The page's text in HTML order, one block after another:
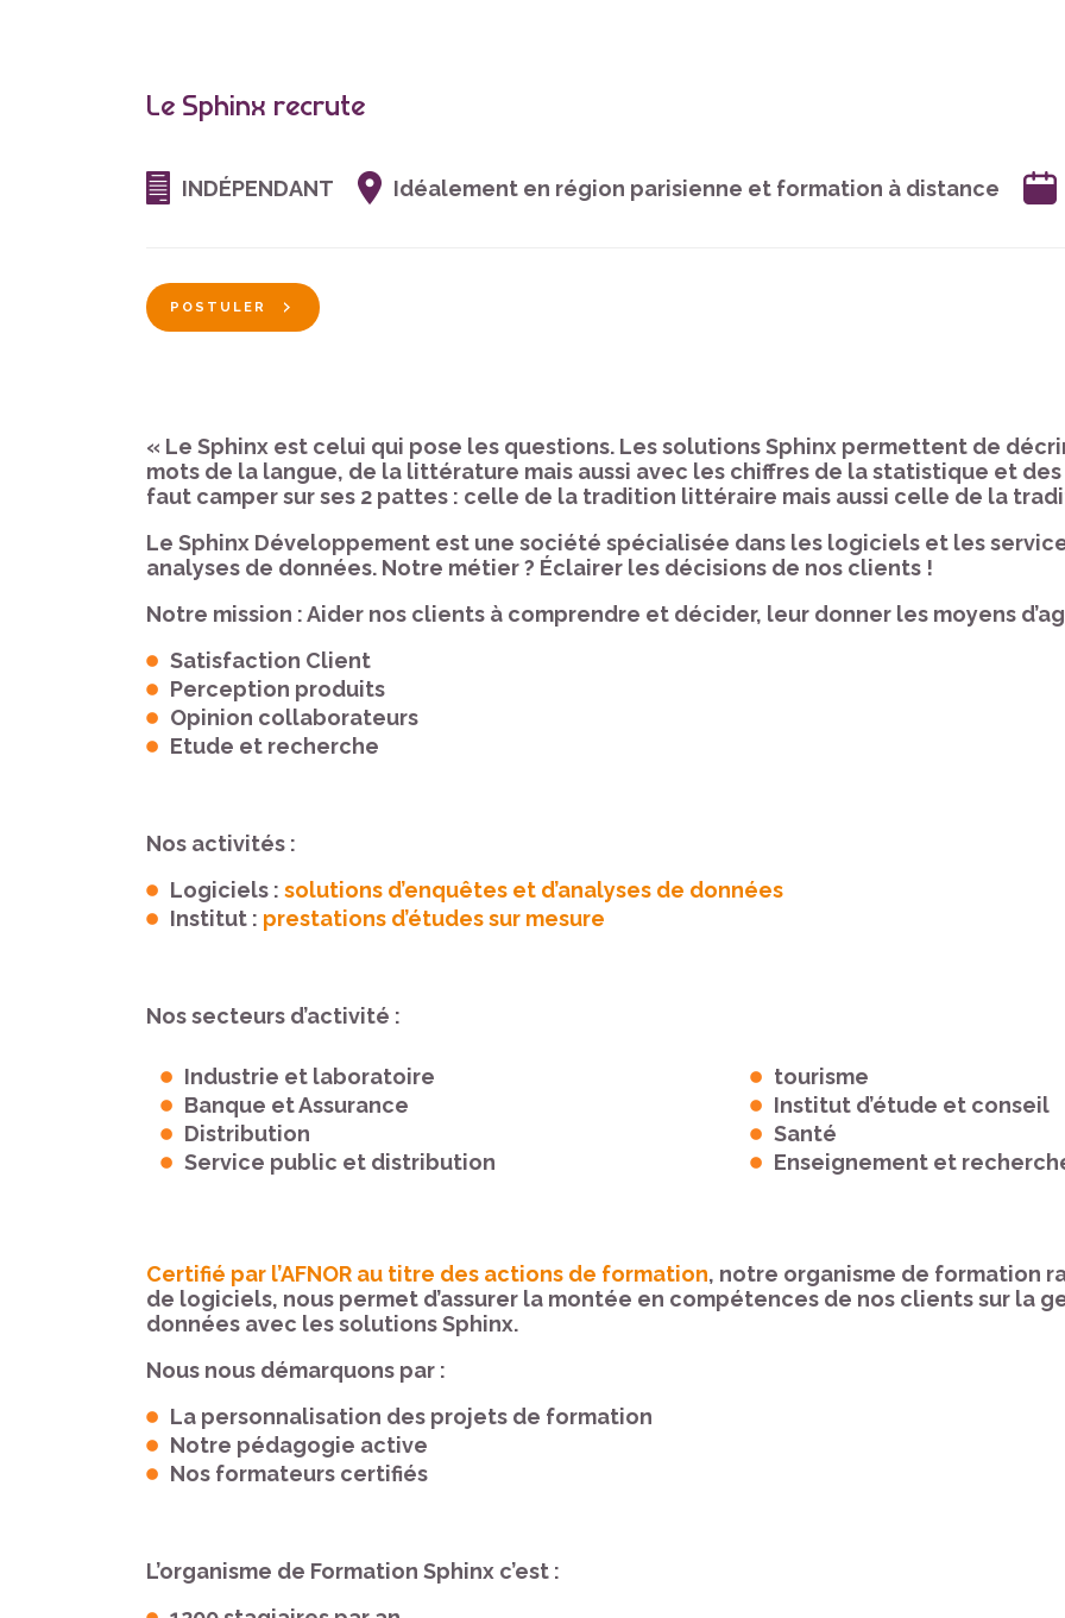
Le Sphinx recrute
INDÉPENDANT Idéalement en région parisienne et formation à distance
POSTULER
« Le Sphinx est celui qui pose les questions. Les solutions Sphinx permettent de
mots de la langue, de la littérature mais aussi avec les chiffres de la statistique et des
faut camper sur ses 2 pattes : celle de la tradition littéraire mais aussi celle de la
Le Sphinx Développement est une société spécialisée dans les logiciels et les
analyses de données. Notre métier ? Éclairer les décisions de nos clients !
Notre mission : Aider nos clients à comprendre et décider, leur donner les moyens
Satisfaction Client
Perception produits
Opinion collaborateurs
Etude et recherche
Nos activités :
Logiciels : solutions d’enquêtes et d’analyses de données
Institut : prestations d’études sur mesure
Nos secteurs d’activité :
Industrie et laboratoire
Banque et Assurance
Distribution
Service public et distribution
tourisme
Institut d’étude et conseil
Santé
Enseignement et
Certifié par l’AFNOR au titre des actions de formation, notre organisme de formation
de logiciels, nous permet d’assurer la montée en compétences de nos clients sur la
données avec les solutions Sphinx.
Nous nous démarquons par :
La personnalisation des projets de formation
Notre pédagogie active
Nos formateurs certifiés
L’organisme de Formation Sphinx c’est :